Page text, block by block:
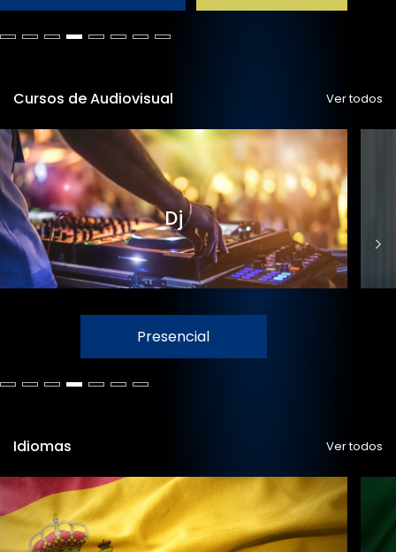
Cursos de Audiovisual Ver todos
Dj
Presencial
Idiomas Ver todos